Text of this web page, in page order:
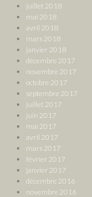
juillet 2018
mai 2018
avril 2018
mars 2018
janvier 2018
décembre 2017
novembre 2017
octobre 2017
septembre 2017
juillet 2017
juin 2017
mai 2017
avril 2017
mars 2017
février 2017
janvier 2017
décembre 2016
novembre 2016